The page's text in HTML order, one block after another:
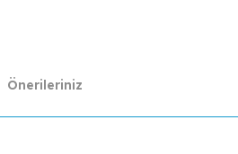
Önerileriniz